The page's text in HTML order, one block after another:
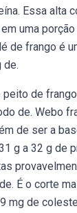
Essa alta
uma
de frango é
de.
de
de. Webo
de ser a
g a 32 g de
É o corte
mg de